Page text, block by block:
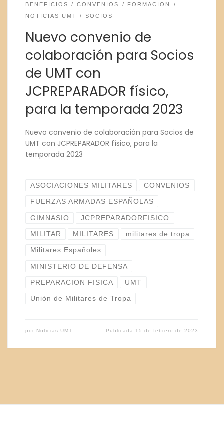
BENEFICIOS CONVENIOS
FORMACION
NOTICIAS UMT
SOCIOS
Nuevo convenio de
colaboración para Socios
de UMT con
JCPREPARADOR físico,
para la temporada 2023
Nuevo convenio de colaboración para Socios de
UMT con JCPREPARADOR físico, para la
temporada 2023
ASOCIACIONES MILITARES CONVENIOS
FUERZAS ARMADAS ESPAÑOLAS
GIMNASIO JCPREPARADORFISICO
MILITAR MILITARES militares de tropa
Militares Españoles
MINISTERIO DE DEFENSA
PREPARACION FISICA UMT
Unión de Militares de Tropa
por Noticias UMT Publicada 15 de febrero de 2023